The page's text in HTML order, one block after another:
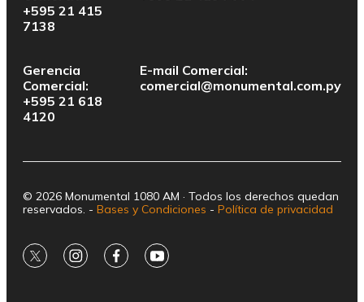
+595 21 415
7138
Gerencia
Comercial:
+595 21 618
4120
E-mail Comercial:
comercial@monumental.com.py
© 2026 Monumental 1080 AM · Todos los derechos quedan
reservados. - Bases y Condiciones - Política de privacidad
twitterinstagram
facebookyoutube